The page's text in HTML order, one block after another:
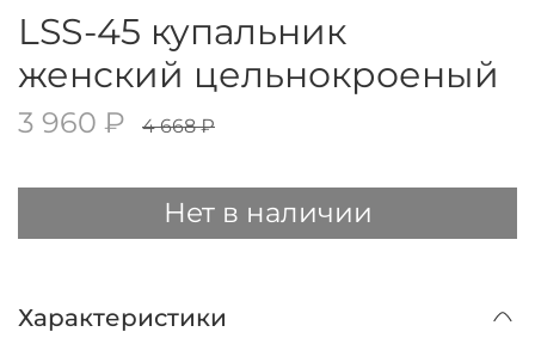
LSS-45 купальник
женский цельнокроеный
3 960 ₽ 4 668 ₽
Нет в наличии
Характеристики